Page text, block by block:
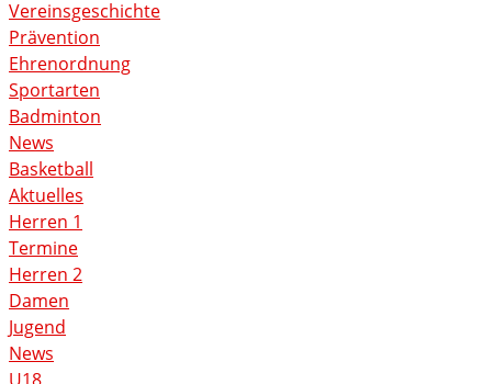
Vereinsgeschichte
Prävention
Ehrenordnung
Sportarten
Badminton
News
Basketball
Aktuelles
Herren 1
Termine
Herren 2
Damen
Jugend
News